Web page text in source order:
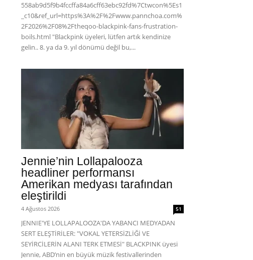
558ab9d5f9b4fccffa84a6cff63ebc92fd%7Ctwcon%5Es1
_c10&ref_url=https%3A%2F%2Fwww.pannchoa.com%
2F2026%2F08%2Ftheqoo-blackpink-fans-frustration-
boils.html "Blackpink üyeleri, lütfen artık kendinize
gelin.. 8. ya da 9. yıl dönümü değil bu,...
Jennie’nin Lollapalooza
headliner performansı
Amerikan medyası tarafından
eleştirildi
4 Ağustos 2026 51
JENNIE'YE LOLLAPALOOZA'DA YABANCI MEDYADAN
SERT ELEŞTİRİLER: "VOKAL YETERSİZLİĞİ VE
SEYİRCİLERİN ALANI TERK ETMESİ" BLACKPINK üyesi
Jennie, ABD’nin en büyük müzik festivallerinden